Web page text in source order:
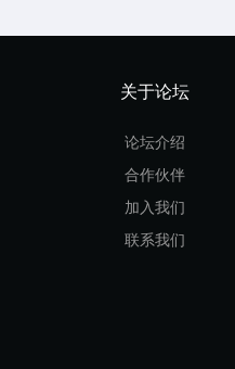
关于论坛
论坛介绍
合作伙伴
加入我们
联系我们